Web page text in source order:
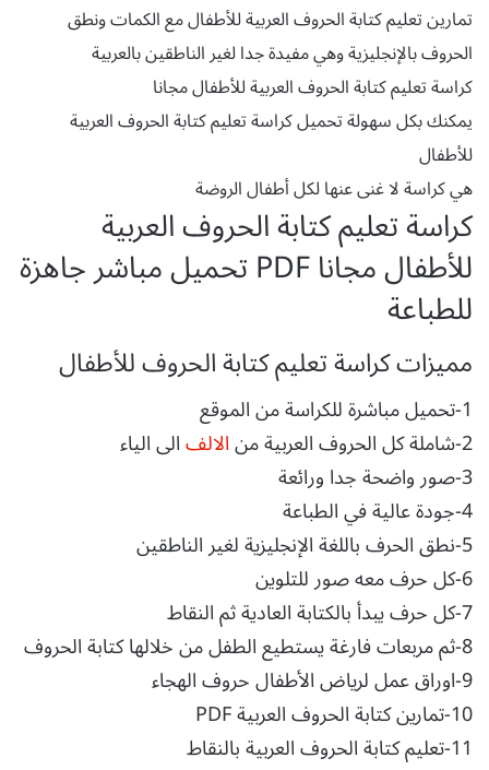
تمارين تعليم كتابة الحروف العربية للأطفال مع الكمات ونطق
الحروف بالإنجليزية وهي مفيدة جدا لغير الناطقين بالعربية
كراسة تعليم كتابة الحروف العربية للأطفال مجانا
يمكنك بكل سهولة تحميل كراسة تعليم كتابة الحروف العربية
للأطفال
هي كراسة لا غنى عنها لكل أطفال الروضة
كراسة تعليم كتابة الحروف العربية
للأطفال مجانا PDF تحميل مباشر جاهزة
للطباعة
مميزات كراسة تعليم كتابة الحروف للأطفال
1-تحميل مباشرة للكراسة من الموقع
2-شاملة كل الحروف العربية من
الالفالى الياء
3-صور واضحة جدا ورائعة
4-جودة عالية في الطباعة
5-نطق الحرف باللغة الإنجليزية لغير الناطقين
6-كل حرف معه صور للتلوين
7-كل حرف يبدأ بالكتابة العادية ثم النقاط
8-ثم مربعات فارغة يستطيع الطفل من خلالها كتابة الحروف
9-اوراق عمل لرياض الأطفال حروف الهجاء
10-تمارين كتابة الحروف العربية PDF
11-تعليم كتابة الحروف العربية بالنقاط